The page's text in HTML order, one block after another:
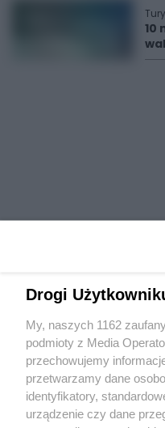
10
Wydawca mediów
Drogi
My, naszych 1162
podmioty z Media
przechowujemy
przetwarzamy dane
identyfikatory,
urządzenie czy dane